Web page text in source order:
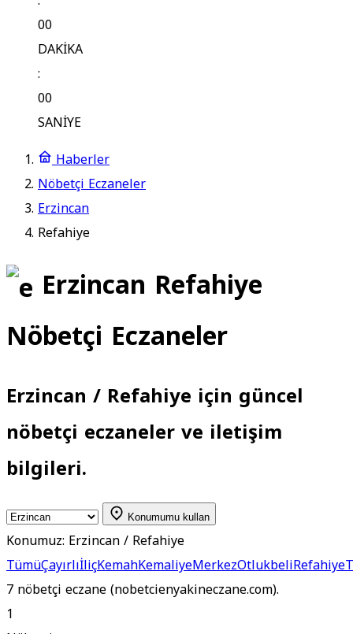
00
DAKİKA
:
00
SANİYE
Haberler
Nöbetçi Eczaneler
Erzincan
Refahiye
Erzincan Refahiye
Nöbetçi Eczaneler
Erzincan / Refahiye için güncel
nöbetçi eczaneler ve iletişim
bilgileri.
Konumumu kullan
Konumuz: Erzincan / Refahiye
TümüÇayırlıİliçKemahKemaliyeMerkezOtlukbeliRefahiye
7 nöbetçi eczane (nobetcienyakineczane.com).
1